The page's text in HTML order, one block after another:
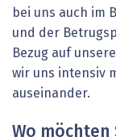
bei uns auch im
und der
Bezug auf
wir uns intensiv
auseinander.
Wo möchten